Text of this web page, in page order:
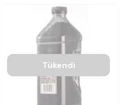
Tükendi